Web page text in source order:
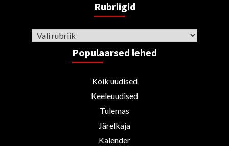
Rubriigid
Rubriigid
Populaarsed lehed
Kõik uudised
Keeleuudised
Tulemas
Järelkaja
Kalender